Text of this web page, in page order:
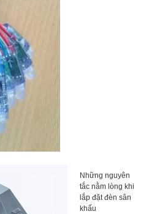
Những nguyên
tắc nằm lòng khi
lắp đặt đèn sân
khấu